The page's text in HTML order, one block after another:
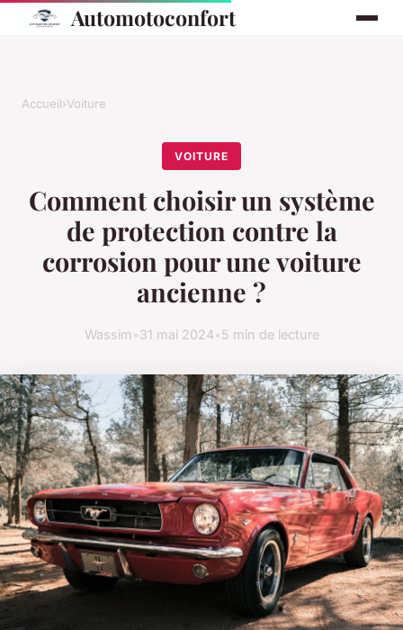
Automotoconfort
Accueil›Voiture
VOITURE
Comment choisir un système
de protection contre la
corrosion pour une voiture
ancienne ?
Wassim•31 mai 2024•5 min de lecture